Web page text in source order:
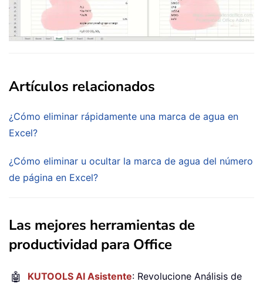
Artículos relacionados
¿Cómo eliminar rápidamente una marca de agua en
Excel?
¿Cómo eliminar u ocultar la marca de agua del número
de página en Excel?
Las mejores herramientas de
productividad para Office
🤖 KUTOOLS AI Asistente: Revolucione Análisis de